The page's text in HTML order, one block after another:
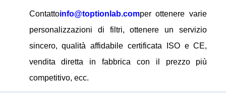
Contattoinfo@toptionlab.comper ottenere varie
personalizzazioni di filtri, ottenere un servizio
sincero, qualità affidabile certificata ISO e CE,
vendita diretta in fabbrica con il prezzo più
competitivo, ecc.